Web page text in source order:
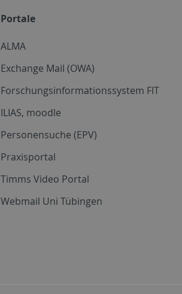
Portale
ALMA
Exchange Mail (OWA)
Forschungsinformationssystem FIT
ILIAS, moodle
Personensuche (EPV)
Praxisportal
Timms Video Portal
Webmail Uni Tübingen